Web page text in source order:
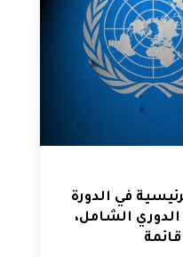
في الدورة
الشامل،